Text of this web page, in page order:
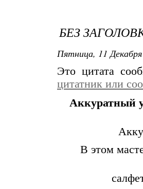
БЕЗ
Пятница, 11
Это цитата
цитатник или
Аккуратный
В этом